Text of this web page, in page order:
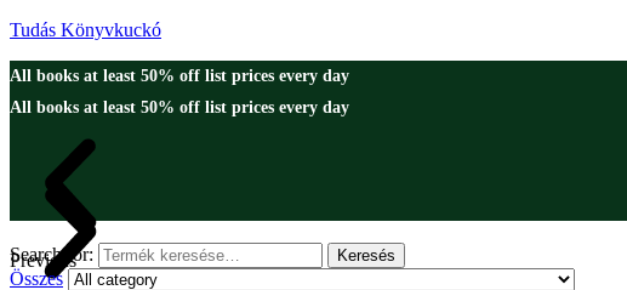
Tudás Könyvkuckó
All books at least 50% off list prices every day
All books at least 50% off list prices every day
Previous
Search for: Keresés
Összes